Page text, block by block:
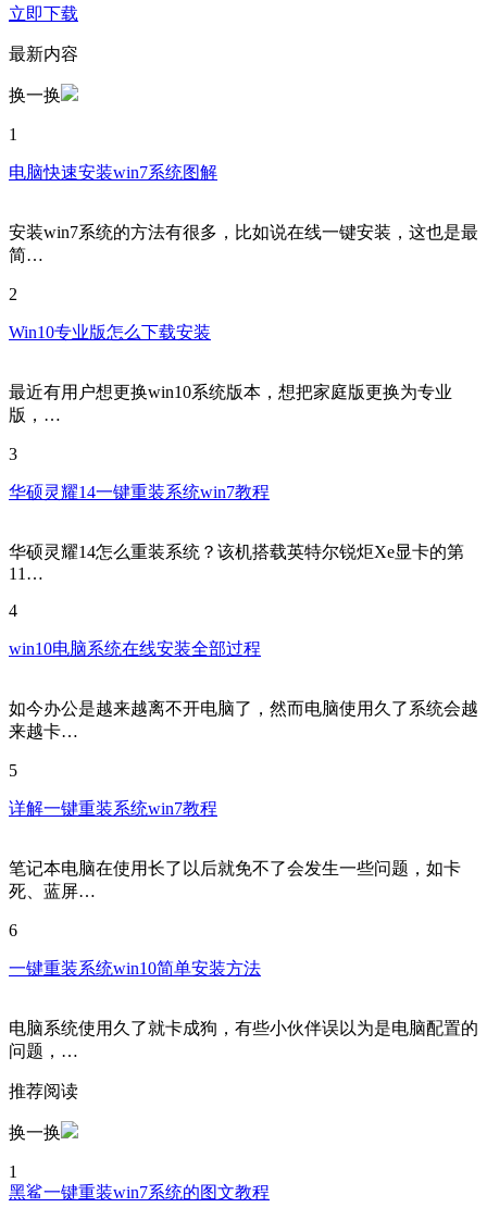
立即下载
最新内容
换一换
1
电脑快速安装win7系统图解
安装win7系统的方法有很多，比如说在线一键安装，这也是最
简…
2
Win10专业版怎么下载安装
最近有用户想更换win10系统版本，想把家庭版更换为专业
版，…
3
华硕灵耀14一键重装系统win7教程
华硕灵耀14怎么重装系统？该机搭载英特尔锐炬Xe显卡的第
11…
4
win10电脑系统在线安装全部过程
如今办公是越来越离不开电脑了，然而电脑使用久了系统会越
来越卡…
5
详解一键重装系统win7教程
笔记本电脑在使用长了以后就免不了会发生一些问题，如卡
死、蓝屏…
6
一键重装系统win10简单安装方法
电脑系统使用久了就卡成狗，有些小伙伴误以为是电脑配置的
问题，…
推荐阅读
换一换
1
黑鲨一键重装win7系统的图文教程